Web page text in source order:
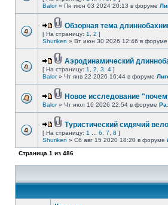
Balor» Пн июн 03 2024 20:13 в форуме
Обзорная тема
[ На страницу: 1 2 ]
Shuriken » Вт июн 30 2026 12:46 в форуме
Аэродинамический
[ На страницу: 1 2 3 4 ]
Balor» Чт янв 22 2026 16:44 в форуме
Новое исследование
Balor» Чт июл 16 2026 22:54 в форуме
Туристический сидячий
[ На страницу: 1 6 7 8 ]
Shuriken » Сб авг 15 2020 18:20 в форуме
Страница 1 из 486